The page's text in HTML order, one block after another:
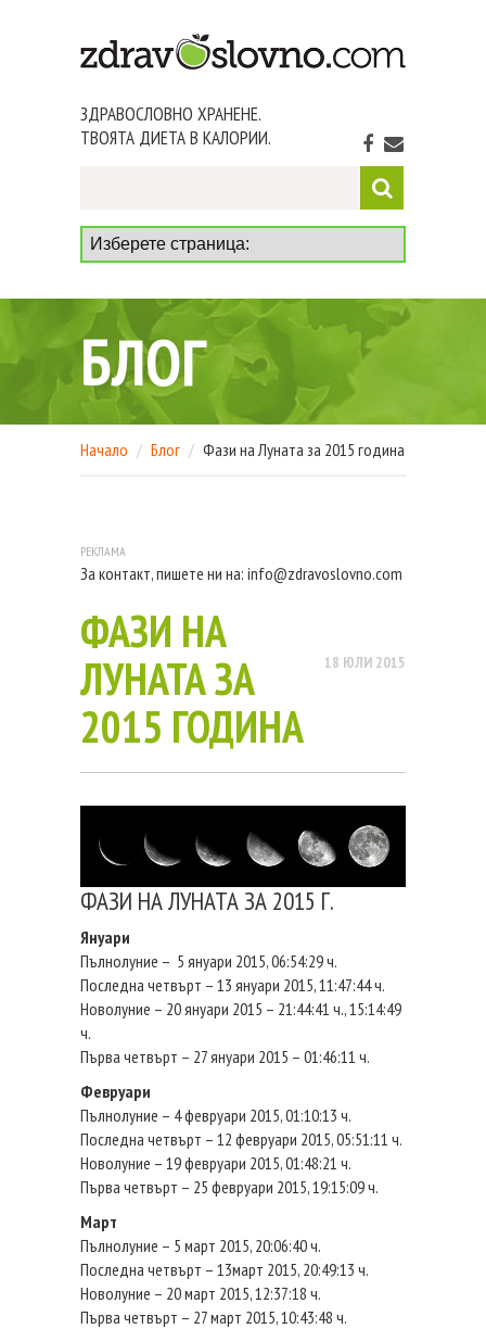
ЗДРАВОСЛОВНО ХРАНЕНЕ.
ТВОЯТА ДИЕТА В КАЛОРИИ.
БЛОГ
Начало Блог Фази на Луната за 2015 година
За контакт, пишете ни на: info@zdravoslovno.com
18 ЮЛИ 2015
ФАЗИ НА
ЛУНАТА ЗА
2015 ГОДИНА
ФАЗИ НА ЛУНАТА ЗА 2015 Г.
Януари
Пълнолуние – 5 януари 2015, 06:54:29 ч.
Последна четвърт – 13 януари 2015, 11:47:44 ч.
Новолуние – 20 януари 2015 – 21:44:41 ч., 15:14:49
ч.
Първа четвърт – 27 януари 2015 – 01:46:11 ч.
Февруари
Пълнолуние – 4 февруари 2015, 01:10:13 ч.
Последна четвърт – 12 февруари 2015, 05:51:11 ч.
Новолуние – 19 февруари 2015, 01:48:21 ч.
Първа четвърт – 25 февруари 2015, 19:15:09 ч.
Март
Пълнолуние – 5 март 2015, 20:06:40 ч.
Последна четвърт – 13март 2015, 20:49:13 ч.
Новолуние – 20 март 2015, 12:37:18 ч.
Първа четвърт – 27 март 2015, 10:43:48 ч.